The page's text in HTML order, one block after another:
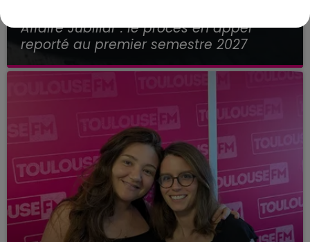
Affaire Jubillar : le procès en appel
reporté au premier semestre 2027